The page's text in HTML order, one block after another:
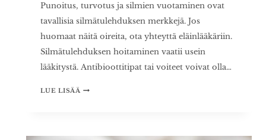
Punoitus, turvotus ja silmien vuotaminen ovat
tavallisia silmätulehduksen merkkejä. Jos
huomaat näitä oireita, ota yhteyttä eläinlääkäriin.
Silmätulehduksen hoitaminen vaatii usein
lääkitystä. Antibioottitipat tai voiteet voivat olla…
LUE LISÄÄ KOIRAN
HOITO